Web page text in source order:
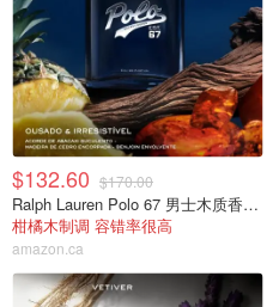
$132.60 $170.00
Ralph Lauren Polo 67 男士木质香水 100ml
柑橘木制调 容错率很高
amazon.ca